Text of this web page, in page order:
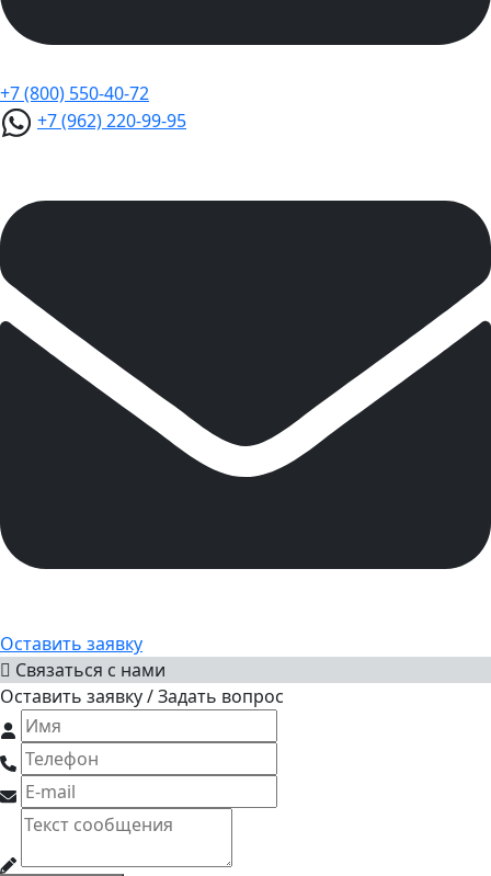
+7 (800) 550-40-72
+7 (962) 220-99-95
Оставить заявку
Связаться с нами
Оставить заявку / Задать вопрос